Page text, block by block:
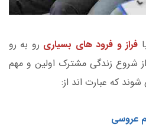
فراز و فرود های بسیاری رو به رو
زندگی مشترک اولین و مهم
که عبارت اند از:
عروسی